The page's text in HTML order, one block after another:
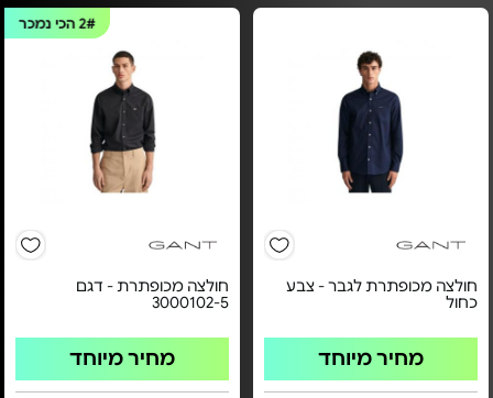
חולצה מכופתרת לגבר - צבע
כחול
מחיר מיוחד
2#הכי נמכר
חולצה מכופתרת - דגם
3000102-5
מחיר מיוחד